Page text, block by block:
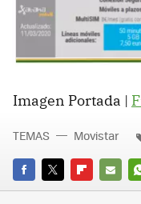
Imagen Portada |
FACEBOOK
TWITTERFLIPBOARD
E-
TEMAS Movistar